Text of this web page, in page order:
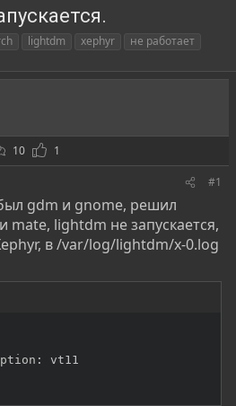
lightdm xephyr не работает
10
1
#1
gdm и gnome, решил
lightdm не запускается,
в /var/log/lightdm/x-0.log
vt11